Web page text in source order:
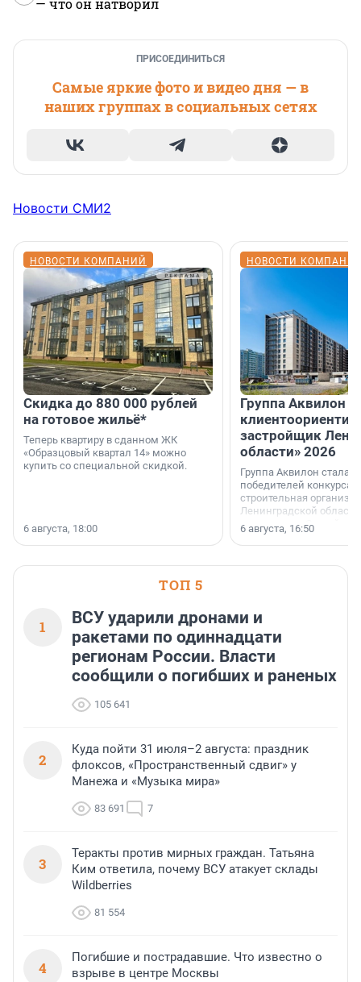
— что он натворил
ПРИСОЕДИНИТЬСЯ
Самые яркие фото и видео дня — в
наших группах в социальных сетях
Новости СМИ2
НОВОСТИ КОМПАНИЙ
Скидка до 880 000 рублей
на готовое жильё*
Теперь квартиру в сданном ЖК
«Образцовый квартал 14» можно
купить со специальной скидкой.
6 августа, 18:00
НОВОСТИ
Группа Аквилон
застройщик
области» 2026
Группа Аквилон стала
победителей конкурса
строительная
Ленинградской области
номинации «Самый
застройщик
области».
6 августа, 16:50
ТОП 5
1
ВСУ ударили дронами и
ракетами по одиннадцати
регионам России. Власти
сообщили о погибших и раненых
105 641
2
Куда пойти 31 июля–2 августа: праздник
флоксов, «Пространственный сдвиг» у
Манежа и «Музыка мира»
83 691 7
3
Теракты против мирных граждан. Татьяна
Ким ответила, почему ВСУ атакует склады
Wildberries
81 554
4
Погибшие и пострадавшие. Что известно о
взрыве в центре Москвы